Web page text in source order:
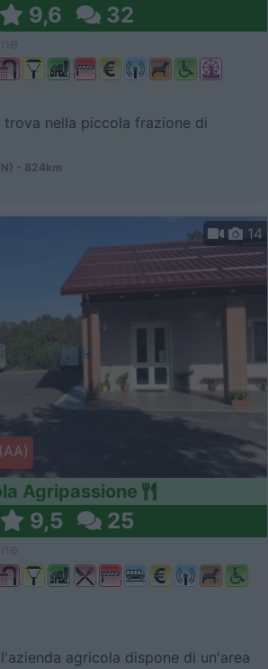
9,6 32
trova nella piccola frazione di
- 824km
14
Agripassione
9,5 25
agricola dispone di un'area